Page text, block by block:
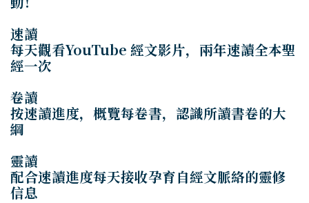
速讀
每天觀看YouTube 經文影片，兩年速讀全本聖
經一次
卷讀
按速讀進度，概覽每卷書，認識所讀書卷的大
綱
靈讀
配合速讀進度每天接收孕育自經文脈絡的靈修
信息